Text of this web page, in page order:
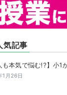
気記事
も本気で悩む!?】小
1月26日